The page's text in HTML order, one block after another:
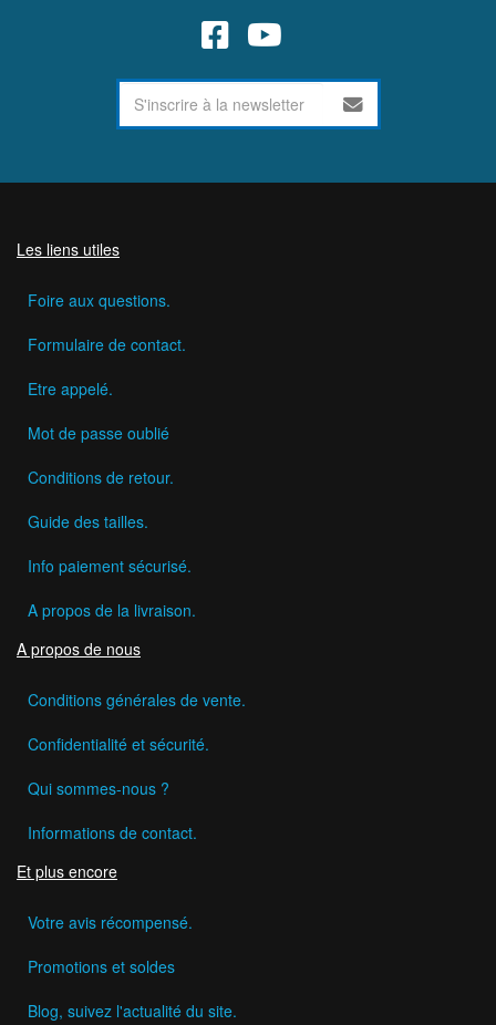
Les liens utiles
Foire aux questions.
Formulaire de contact.
Etre appelé.
Mot de passe oublié
Conditions de retour.
Guide des tailles.
Info paiement sécurisé.
A propos de la livraison.
A propos de nous
Conditions générales de vente.
Confidentialité et sécurité.
Qui sommes-nous ?
Informations de contact.
Et plus encore
Votre avis récompensé.
Promotions et soldes
Blog, suivez l'actualité du site.